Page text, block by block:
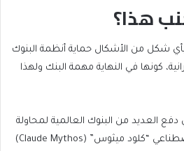
هذا؟
شكل من الأشكال حماية أنظمة البنوك
كونها في النهاية مهمة البنك ولهذا
العديد من البنوك العالمية لمحاولة
الوصول إلى نموذج الذكاء الاصطناعي “كلود ميثوس” (Claude Mythos)